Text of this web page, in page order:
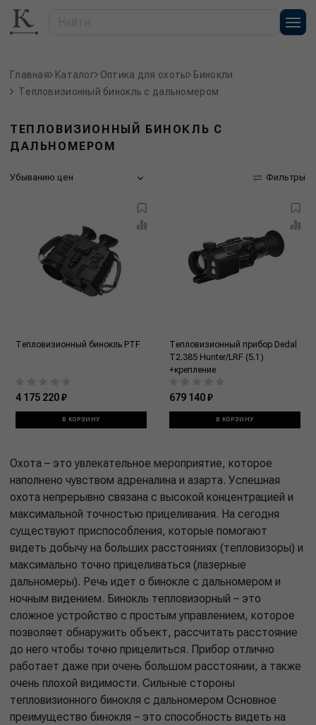
Главная Каталог Оптика для охоты Бинокли
Тепловизионный бинокль с дальномером
ТЕПЛОВИЗИОННЫЙ БИНОКЛЬ С
ДАЛЬНОМЕРОМ
Убыванию цен Фильтры
Тепловизионный бинокль PTF
4 175 220 ₽
В КОРЗИНУ
Тепловизионный прибор Dedal
T2.385 Hunter/LRF (5.1)
+крепление
679 140 ₽
В КОРЗИНУ
Охота – это увлекательное мероприятие, которое
наполнено чувством адреналина и азарта. Успешная
охота непрерывно связана с высокой концентрацией и
максимальной точностью прицеливания. На сегодня
существуют приспособления, которые помогают
видеть добычу на больших расстояниях (тепловизоры) и
максимально точно прицеливаться (лазерные
дальномеры). Речь идет о бинокле с дальномером и
ночным видением. Бинокль тепловизорный – это
сложное устройство с простым управлением, которое
позволяет обнаружить объект, рассчитать расстояние
до него чтобы точно прицелиться. Прибор отлично
работает даже при очень большом расстоянии, а также
очень плохой видимости. Сильные стороны
тепловизионного бинокля с дальномером Основное
преимущество бинокля – это способность видеть на